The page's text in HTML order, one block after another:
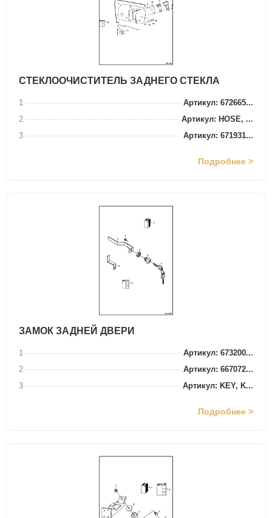
СТЕКЛООЧИСТИТЕЛЬ ЗАДНЕГО СТЕКЛА
1
Артикул: 672665...
2
Артикул: HOSE, ...
3
Артикул: 671931...
Подробнее >
ЗАМОК ЗАДНЕЙ ДВЕРИ
1
Артикул: 673200...
2
Артикул: 667072...
3
Артикул: KEY, K...
Подробнее >